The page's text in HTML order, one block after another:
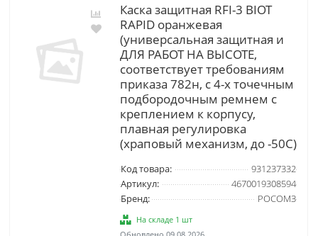
Каска защитная RFI-3 BIOT
RAPID оранжевая
(универсальная защитная и
ДЛЯ РАБОТ НА ВЫСОТЕ,
соответствует требованиям
приказа 782н, с 4-х точечным
подбородочным ремнем с
креплением к корпусу,
плавная регулировка
(храповый механизм, до -50С)
Код товара:
931237332
Артикул:
4670019308594
Бренд:
РОСОМЗ
На складе 1 шт